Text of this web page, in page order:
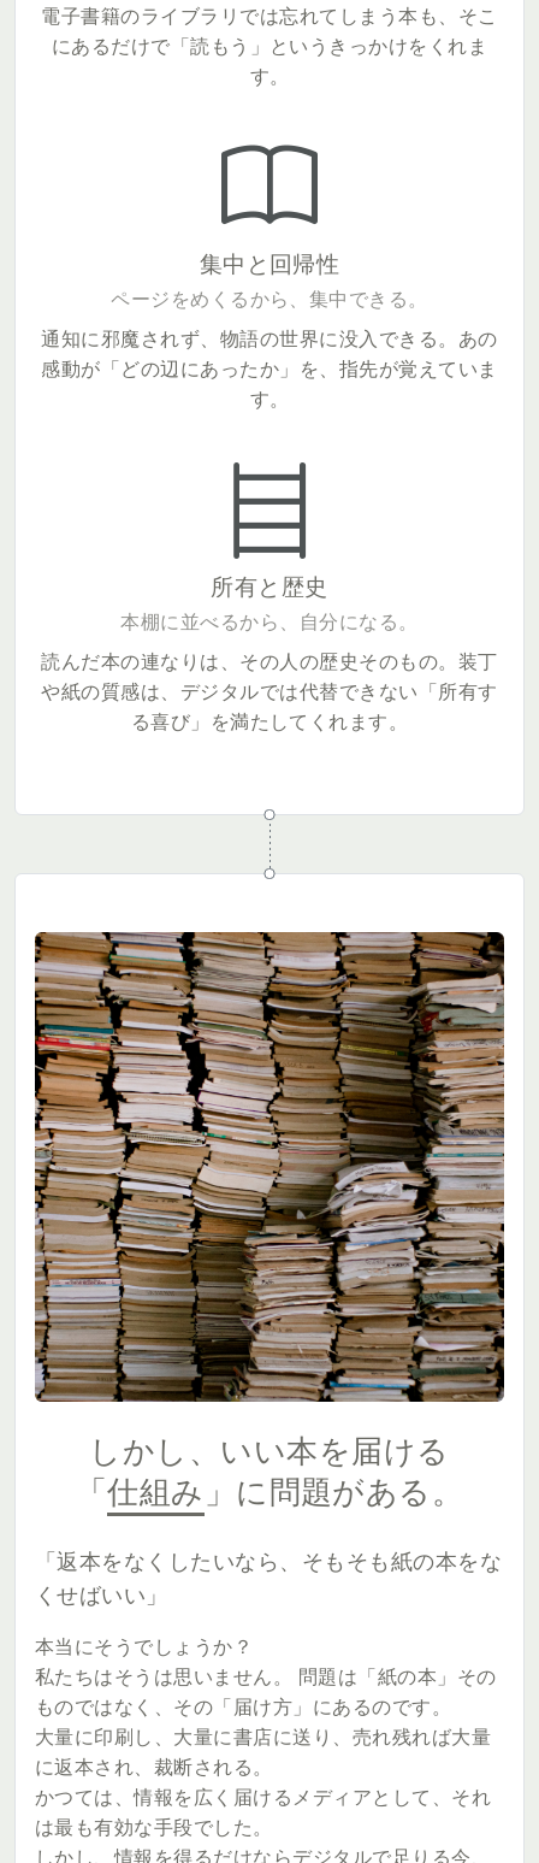
電子書籍のライブラリでは忘れてしまう本も、そこ
にあるだけで「読もう」というきっかけをくれま
す。
集中と回帰性
ページをめくるから、集中できる。
通知に邪魔されず、物語の世界に没入できる。あの
感動が「どの辺にあったか」を、指先が覚えていま
す。
所有と歴史
本棚に並べるから、自分になる。
読んだ本の連なりは、その人の歴史そのもの。装丁
や紙の質感は、デジタルでは代替できない「所有す
る喜び」を満たしてくれます。
しかし、いい本を届ける
「仕組み 」に問題がある。
「返本をなくしたいなら、そもそも紙の本をな
くせばいい」
本当にそうでしょうか？
私たちはそうは思いません。 問題は「紙の本」その
ものではなく、その「届け方」にあるのです。
大量に印刷し、大量に書店に送り、売れ残れば大量
に返本され、裁断される。
かつては、情報を広く届けるメディアとして、それ
は最も有効な手段でした。
しかし、情報を得るだけならデジタルで足りる今、